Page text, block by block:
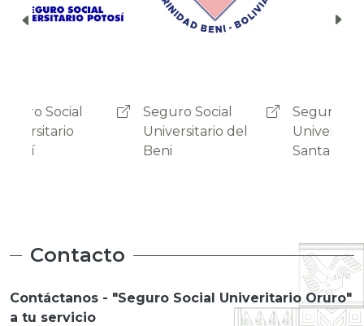
Seguro Social
Universitario del
Seguro Social
Universitario de
Contacto
Contáctanos - "Seguro Social Univeritario Oruro"
a tu servicio